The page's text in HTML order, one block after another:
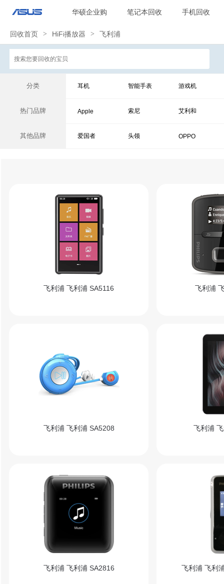
华硕企业购 笔记本回收 手机回收
回收首页 > HiFi播放器 > 飞利浦
分类 耳机 智能手表 游戏机
热门品牌 Apple 索尼 艾利和
其他品牌 爱国者 头领 OPPO
飞利浦 飞利浦 SA5116 飞利浦
飞利浦 飞利浦 SA5208 飞利浦
飞利浦 飞利浦 SA2816 飞利浦 飞利